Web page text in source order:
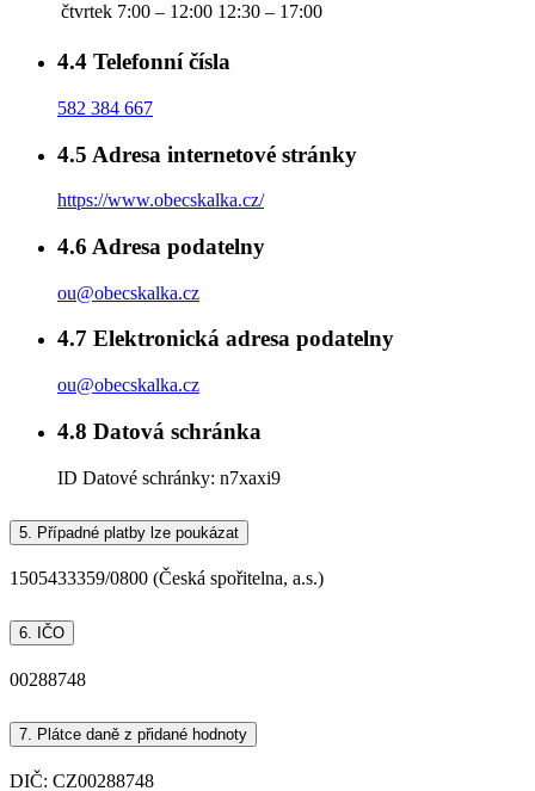
čtvrtek 7:00 – 12:00 12:30 – 17:00
4.4 Telefonní čísla
582 384 667
4.5 Adresa internetové stránky
https://www.obecskalka.cz/
4.6 Adresa podatelny
ou@obecskalka.cz
4.7 Elektronická adresa podatelny
ou@obecskalka.cz
4.8 Datová schránka
ID Datové schránky: n7xaxi9
5. Případné platby lze poukázat
1505433359/0800 (Česká spořitelna, a.s.)
6. IČO
00288748
7. Plátce daně z přidané hodnoty
DIČ: CZ00288748